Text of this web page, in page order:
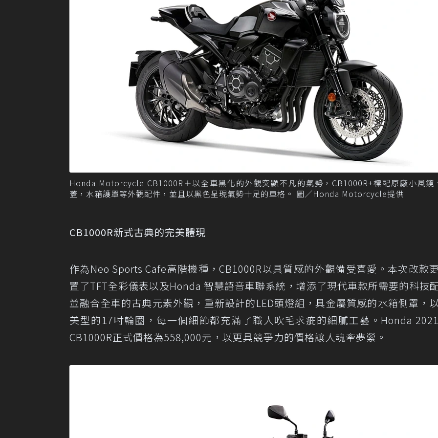
Honda Motorcycle CB1000R＋以全車黑化的外觀突顯不凡的氣勢，CB1000R+標配原廠小風鏡
蓋，水箱護罩等外觀配件，並且以黑色呈現氣勢十足的車格。 圖／Honda Motorcycle提供
CB1000R新式古典的完美體現
作為Neo Sports Cafe高階機種，CB1000R以具質感的外觀備受喜愛。本次改款
置了TFT全彩儀表以及Honda 智慧語音車聯系統，增添了現代車款所需要的科技
並融合全車的古典元素外觀，重新設計的LED頭燈組，具金屬質感的水箱側罩，
美型的17吋輪圈，每一個細節都充滿了職人吹毛求疵的細膩工藝。Honda
CB1000R正式價格為558,000元，以更具競爭力的價格讓人魂牽夢縈。